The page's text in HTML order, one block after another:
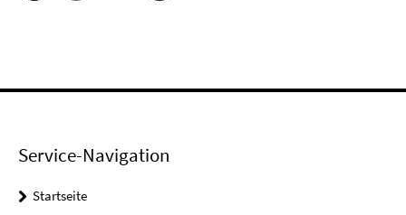
Service-Navigation
Startseite